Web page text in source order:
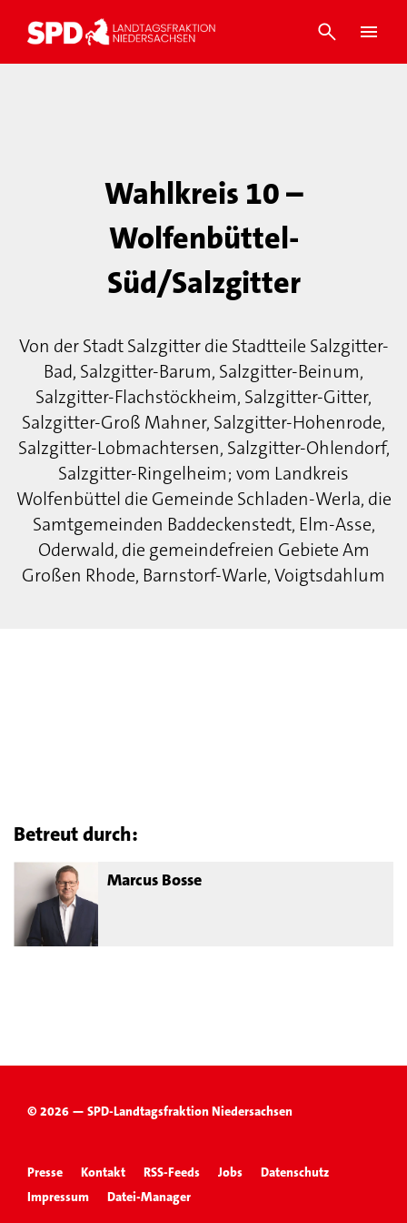
Wahlkreis 10 –
Wolfenbüttel-
Süd/Salzgitter
Von der Stadt Salzgitter die Stadtteile Salzgitter-
Bad, Salzgitter-Barum, Salzgitter-Beinum,
Salzgitter-Flachstöckheim, Salzgitter-Gitter,
Salzgitter-Groß Mahner, Salzgitter-Hohenrode,
Salzgitter-Lobmachtersen, Salzgitter-Ohlendorf,
Salzgitter-Ringelheim; vom Landkreis
Wolfenbüttel die Gemeinde Schladen-Werla, die
Samtgemeinden Baddeckenstedt, Elm-Asse,
Oderwald, die gemeindefreien Gebiete Am
Großen Rhode, Barnstorf-Warle, Voigtsdahlum
Betreut durch:
Marcus Bosse
© 2026 — SPD-Landtagsfraktion Niedersachsen
Presse Kontakt RSS-Feeds Jobs
Datenschutz
Impressum
Datei-Manager